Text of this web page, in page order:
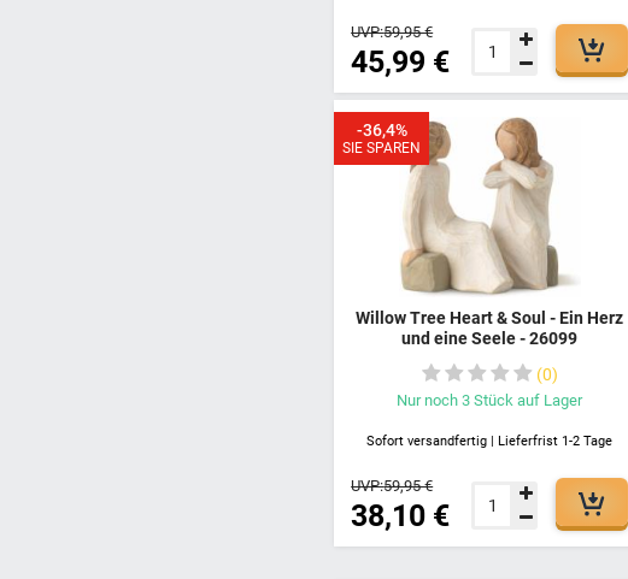
45,99 €
UVP:59,95 €
Willow Tree Heart & Soul - Ein Herz
und eine Seele - 26099
0
Nur noch 3 Stück auf Lager
Sofort versandfertig | Lieferfrist 1-2 Tage
38,10 €
UVP:59,95 €
SIE SPAREN
-36,4%